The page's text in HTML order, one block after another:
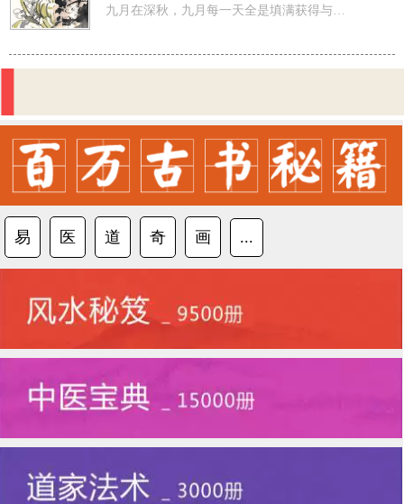
九月在深秋，九月每一天全是填满获得与期待。 农历九月二十七是哪一天？ 阴历 一七年 九月 廿七日 小 (农历
易 医 道 奇 画 ...